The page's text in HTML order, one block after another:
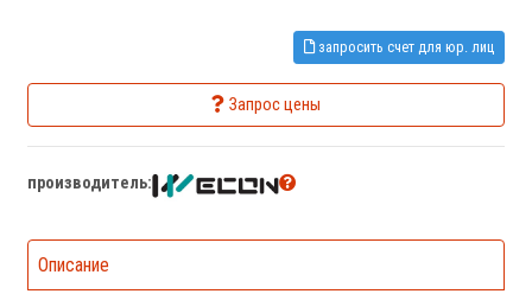
запросить счет для юр. лиц
Запрос цены
производитель:
Описание